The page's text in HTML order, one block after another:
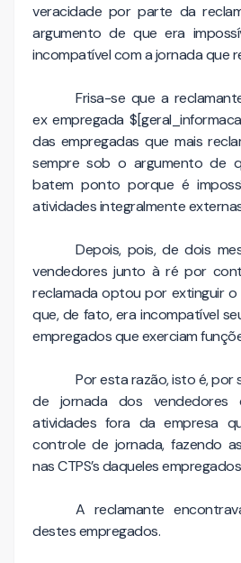
veracidade por parte da
argumento de que era
incompatível com a jornada que
Frisa-se que a
ex empregada
das empregadas que mais
sempre sob o argumento de
batem ponto porque é
atividades integralmente
Depois, pois, de dois
vendedores junto à ré por
reclamada optou por extinguir
que, de fato, era incompatível
empregados que exerciam
Por esta razão, isto é, por
de jornada dos vendedores
atividades fora da empresa
controle de jornada, fazendo
nas CTPS’s daqueles
A reclamante
destes empregados.